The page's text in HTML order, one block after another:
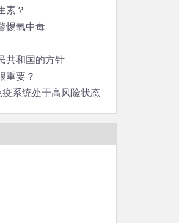
素？
惕氧中毒
共和国的方针
重要？
系统处于高风险状态